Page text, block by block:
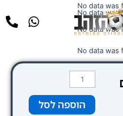
No data was
No data was
No data was
No data was
כמות
של
צבע
ירוק
הוספה לסל